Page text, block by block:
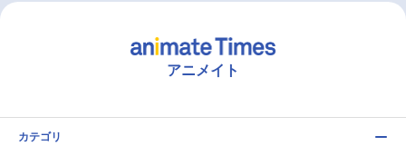
アニメイト
カテゴリ